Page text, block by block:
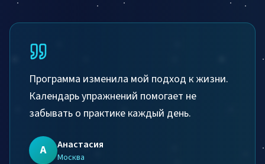
Программа изменила мой подход к жизни.
Календарь упражнений помогает не
забывать о практике каждый день.
А Анастасия
Москва